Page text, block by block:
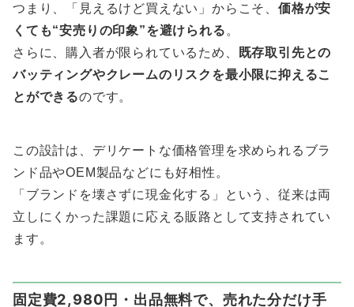
つまり、「見えるけど買えない」からこそ、 価格が安
くても“安売りの印象”を避けられる 。
さらに、購入者が限られているため、
既存取引先との
バッティングやクレームのリスクを最小限に抑えるこ
とができるのです。
この設計は、デリケートな価格管理を求められるブラ
ンド品やOEM製品などにも好相性。
「ブランドを壊さずに現金化する」という、従来は両
立しにくかった課題に応える販路として支持されてい
ます。
固定費2,980円・出品無料で、売れた分だけ手